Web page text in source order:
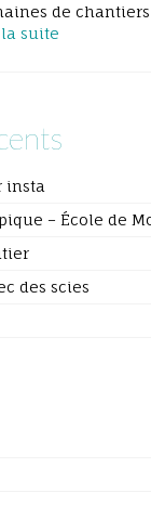
de
suite
insta
– École de
des scies